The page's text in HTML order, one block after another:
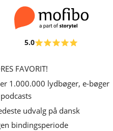
5.0
FAVORIT!
1.000.000 lydbøger, e-bøger
udvalg på dansk
bindingsperiode